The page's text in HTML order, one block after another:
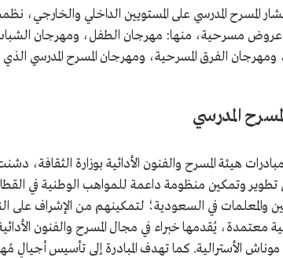
المسرح المدرسي على المستويين الداخلي والخارجي،
مسرحية، منها: مهرجان الطفل، ومهرجان الشباب،
ومهرجان الفرق المسرحية، ومهرجان المسرح المدرسي
المدرسي
وتمكين منظومة داعمة للمواهب الوطنية في
والمعلمات في السعودية؛ لتمكينهم من الإشراف على
معتمدة، يُقدمها خبراء في مجال المسرح والفنون
الأسترالية. كما تهدف المبادرة إلى تأسيس أجيالٍ